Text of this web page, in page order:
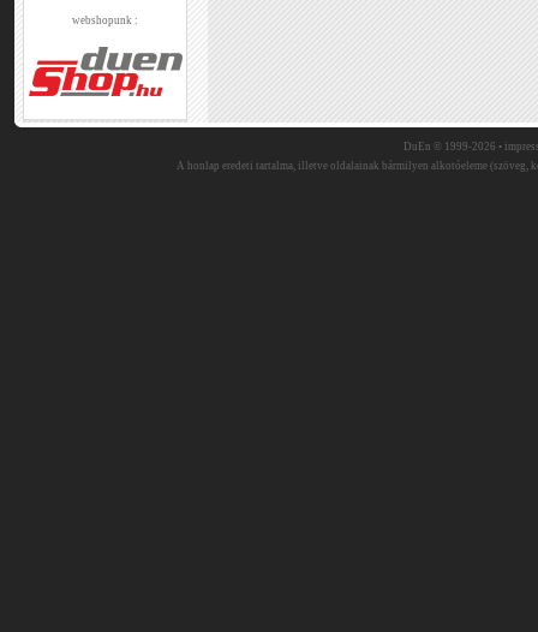
webshopunk :
DuEn © 1999-2026 •
A honlap eredeti tartalma, illetve oldalainak bármilyen alkotóeleme (szöveg,